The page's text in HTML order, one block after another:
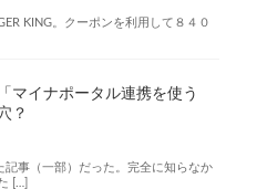
KING。クーポンを利用して８４０
マイナポータル連携を使う
？
事（一部）だった。完全に知らなか
[…]